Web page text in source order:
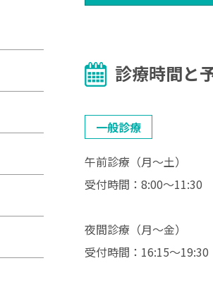
診療時間と
⼀般診療
午前診療（月～土）
受付時間：8:00〜11:30
夜間診療（月～金）
受付時間：16:15〜